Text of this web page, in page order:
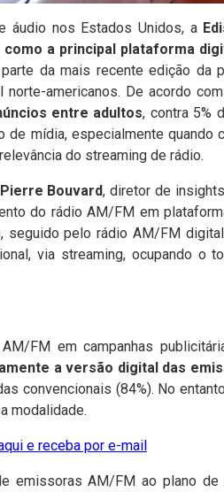
áudio nos Estados Unidos, a
a principal plataforma
da mais recente edição da
americanos. De acordo
entre adultos, contra 5%
mídia, especialmente quando
do streaming de rádio.
Pierre Bouvard, diretor de
do rádio AM/FM em
seguido pelo rádio AM/FM
via streaming, ocupando o
FM em campanhas
a versão digital das
convencionais (84%). No
modalidade.
e receba por e-mail
emissoras AM/FM ao plano